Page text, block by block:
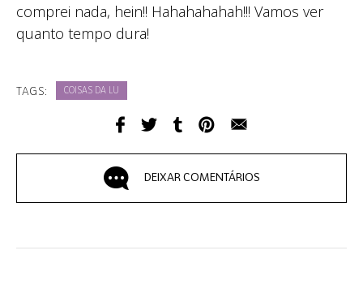
comprei nada, hein!! Hahahahahah!!! Vamos ver
quanto tempo dura!
TAGS: COISAS DA LU
DEIXAR COMENTÁRIOS